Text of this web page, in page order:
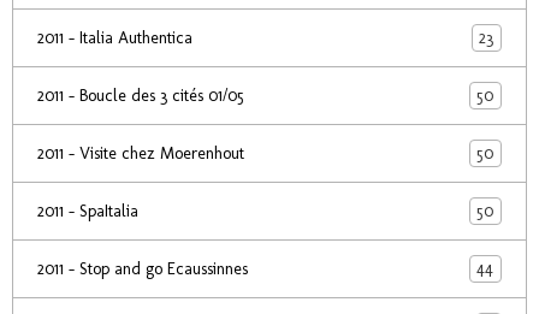
2011 - Italia Authentica 23
2011 - Boucle des 3 cités 01/05 50
2011 - Visite chez Moerenhout 50
2011 - SpaItalia 50
2011 - Stop and go Ecaussinnes 44